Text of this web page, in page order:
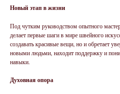
Новый этап в жизни
Под чутким руководством опытного
делает первые шаги в мире швейного
создавать красивые вещи, но и обретает
новыми людьми, находит поддержку и
навыки.
Духовная опора